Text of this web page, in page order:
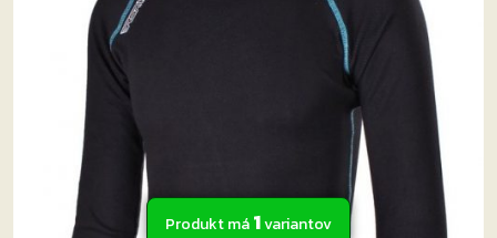
Produkt má1variantov